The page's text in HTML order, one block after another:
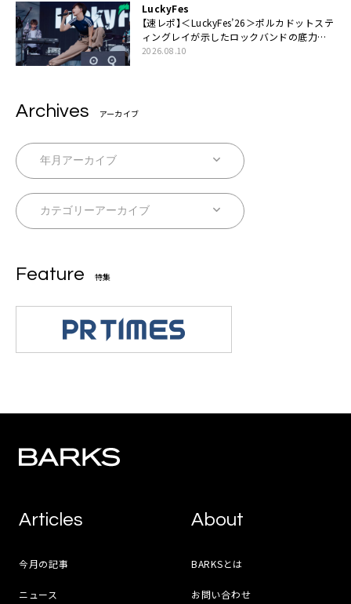
LuckyFes
【速レポ】＜LuckyFes’26＞ポルカドットステ
ィングレイが示したロックバンドの底力
「LuckyFesのマスコットキャラクターである
2026.08.10
Archives アーカイブ
Feature 特集
Articles
今月の記事
ニュース
About
BARKSとは
お問い合わせ